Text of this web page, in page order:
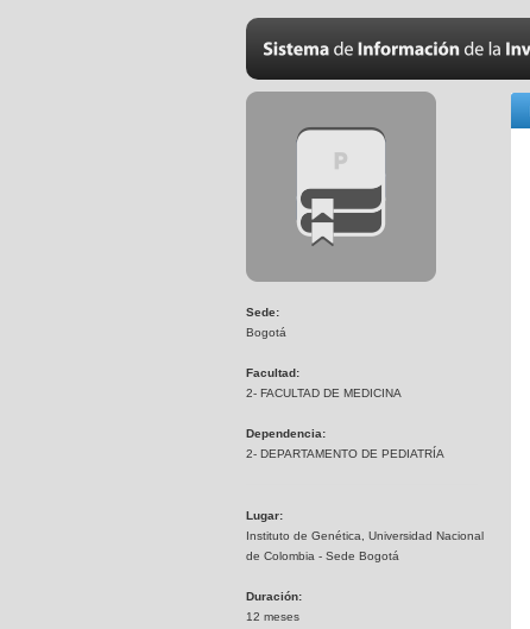
Sede:
Bogotá
Facultad:
2- FACULTAD DE MEDICINA
Dependencia:
2- DEPARTAMENTO DE PEDIATRÍA
Lugar:
Instituto de Genética, Universidad Nacional
de Colombia - Sede Bogotá
Duración:
12 meses